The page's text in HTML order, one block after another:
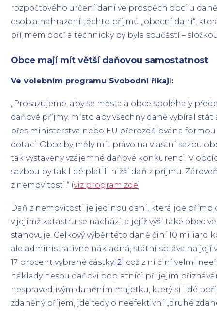
rozpočtového určení daní ve prospěch obcí u
osob a nahrazení těchto příjmů „obecní daní“,
příjmem obcí a technicky by byla součástí –
Obce mají mít větší daňovou samostatnost
Ve volebním programu Svobodní říkají:
„Prosazujeme, aby se města a obce spoléhaly
daňové příjmy, místo aby všechny daně vybíral
přes ministerstva nebo EU přerozdělována
dotací. Obce by měly mít právo na vlastní sazbu
tak vystaveny vzájemné daňové konkurenci. V
sazbou by tak lidé platili nižší daň z příjmu.
z nemovitosti.“ (viz program zde)
Daň z nemovitosti je jedinou daní, která jde přímo
v jejímž katastru se nachází, a jejíž výši také obec
stanovuje. Celkový výběr této daně činí 10 miliard
ale administrativně nákladná, státní správa na její
17 procent vybrané částky,[2] což z ní činí velmi
náklady nesou daňoví poplatníci při jejím
nespravedlivým daněním majetku, který si lidé
zdaněný příjem, jde tedy o neefektivní „druhé